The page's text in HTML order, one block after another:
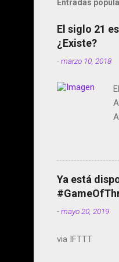
Entradas
El siglo 21
¿Existe?
-marzo 10, 2018
Ya está
-mayo 20, 2019
via IFTTT